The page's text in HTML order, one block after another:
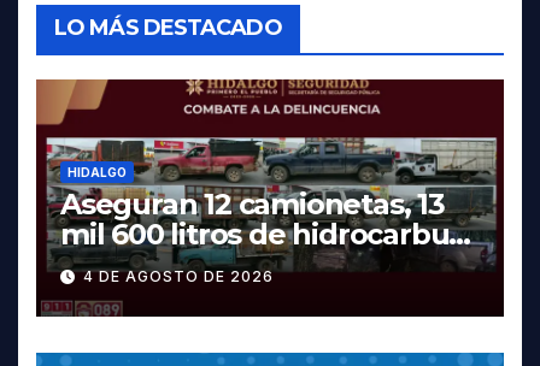
LO MÁS DESTACADO
HIDALGO
Aseguran 12 camionetas, 13
mil 600 litros de hidrocarburo
y dos vehículos robados en
Tula
4 DE AGOSTO DE 2026